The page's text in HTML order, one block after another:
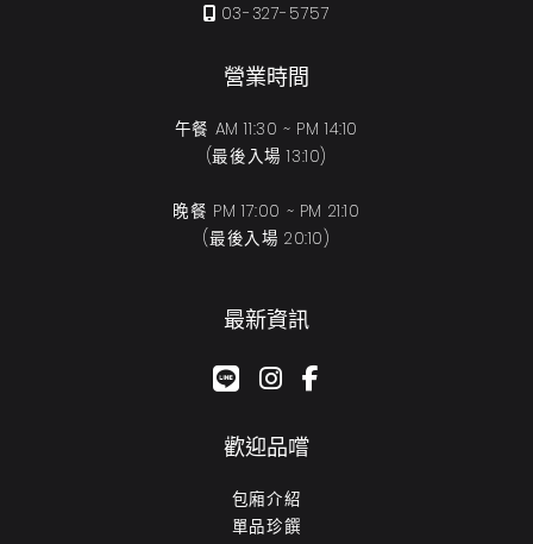
03-327-5757
營業時間
午餐 AM 11:30 ~ PM 14:10
(最後入場 13:10)
晚餐 PM 17:00 ~ PM 21:10
(最後入場 20:10)
最新資訊
google-plus-g
instagram
歡迎品嚐
包廂介紹
單品珍饌